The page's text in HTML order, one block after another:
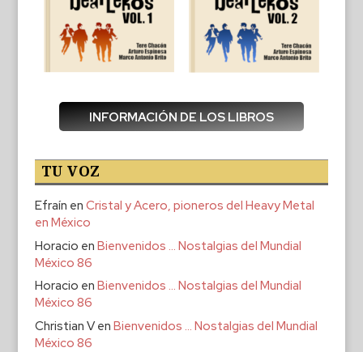
INFORMACIÓN DE LOS LIBROS
TU VOZ
Efraín en Cristal y Acero, pioneros del Heavy Metal
en México
Horacio en Bienvenidos … Nostalgias del Mundial
México 86
Horacio en Bienvenidos … Nostalgias del Mundial
México 86
Christian Ven Bienvenidos … Nostalgias del Mundial
México 86